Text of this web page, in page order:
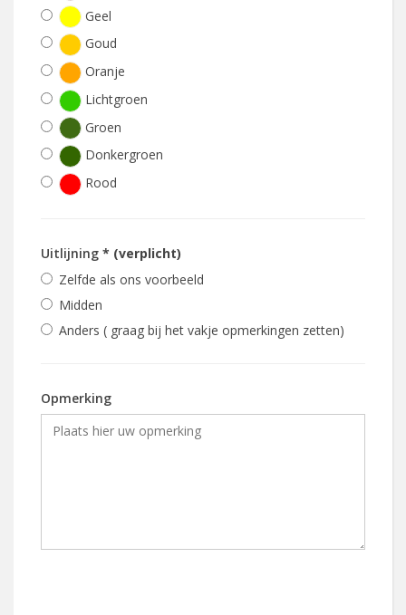
Geel
Goud
Oranje
Lichtgroen
Groen
Donkergroen
Rood
Uitlijning * (verplicht)
Zelfde als ons voorbeeld
Midden
Anders ( graag bij het vakje opmerkingen zetten)
Opmerking